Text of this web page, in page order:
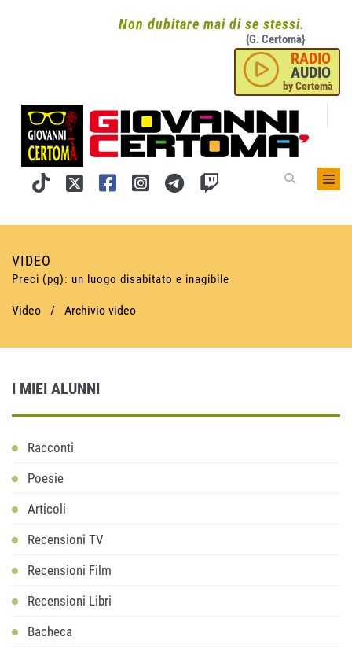
Non dubitare mai di se stessi.
{G. Certomà}
RADIO
AUDIO
by Certomà
VIDEO
Preci (pg): un luogo disabitato e inagibile
Video / Archivio video
I MIEI ALUNNI
Racconti
Poesie
Articoli
Recensioni TV
Recensioni Film
Recensioni Libri
Bacheca